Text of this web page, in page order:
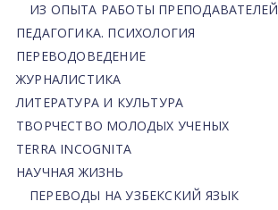
ИЗ ОПЫТА РАБОТЫ ПРЕПОДАВАТЕЛЕЙ
ПЕДАГОГИКА. ПСИХОЛОГИЯ
ПЕРЕВОДОВЕДЕНИЕ
ЖУРНАЛИСТИКА
ЛИТЕРАТУРА И КУЛЬТУРА
ТВОРЧЕСТВО МОЛОДЫХ УЧЕНЫХ
TERRA INCOGNITA
НАУЧНАЯ ЖИЗНЬ
ПЕРЕВОДЫ НА УЗБЕКСКИЙ ЯЗЫК